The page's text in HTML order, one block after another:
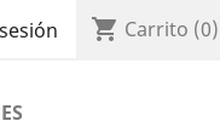
shopping_cart Carrito (0)